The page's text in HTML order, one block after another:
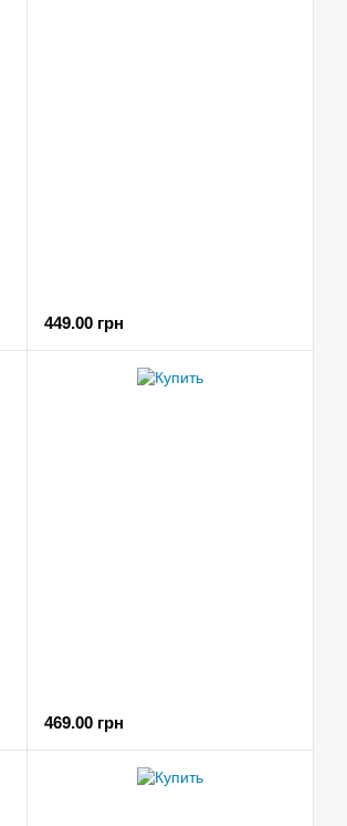
449.00 грн
469.00 грн